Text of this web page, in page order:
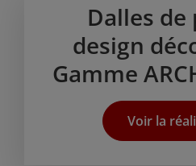
Dalles de
design
Gamme
Voir la